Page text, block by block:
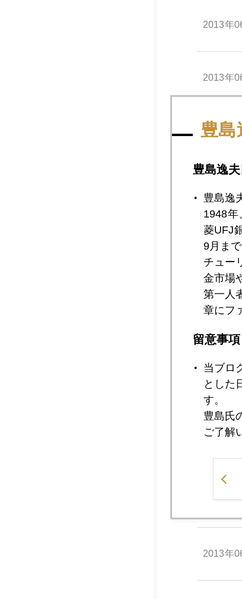
2013年
2013年
2013年
2013年
2013年
2013年
2013年
2013年
2013年
豊島
豊島逸
豊島逸
1948年
菱UFJ
9月ま
チュー
金市場
第一人
章にフ
留意事項
当ブロ
とした
す。
豊島氏
ご了解